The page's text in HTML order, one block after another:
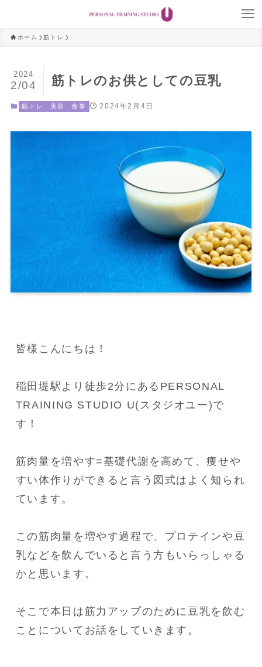
ホーム 筋トレ
筋トレのお供としての豆乳
2024
2/04
筋トレ 美容 食事 2024年2月4日
皆様こんにちは！
稲田堤駅より徒歩2分にあるPERSONAL
TRAINING STUDIO U(スタジオユー)で
す！
筋肉量を増やす=基礎代謝を高めて、痩せや
すい体作りができると言う図式はよく知られ
ています。
この筋肉量を増やす過程で、プロテインや豆
乳などを飲んでいると言う方もいらっしゃる
かと思います。
そこで本日は筋力アップのために豆乳を飲む
ことについてお話をしていきます。